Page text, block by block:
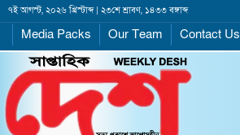
৭ই আগস্ট, ২০২৬ খ্রিস্টাব্দ | ২৩শে শ্রাবণ, ১৪৩৩ বঙ্গাব্দ
Media Packs Our Team Contact Us